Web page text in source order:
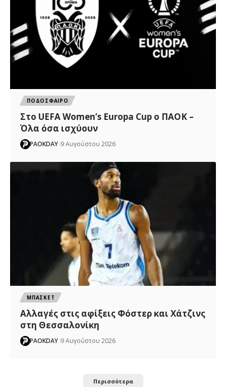
ΠΟΔΟΣΦΑΙΡΟ
Στο UEFA Women’s Europa Cup ο ΠΑΟΚ –
Όλα όσα ισχύουν
PAOKDAY 9 Αυγούστου 2026
ΜΠΑΣΚΕΤ
Αλλαγές στις αφίξεις Φόστερ και Χάτζινς
στη Θεσσαλονίκη
PAOKDAY 9 Αυγούστου 2026
Περισσότερα